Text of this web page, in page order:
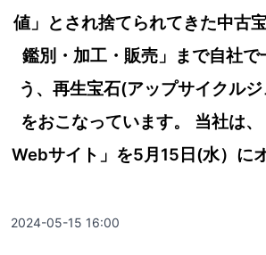
値」とされ捨てられてきた中古
鑑別・加工・販売」まで自社で
う、再生宝石(アップサイクル
をおこなっています。 当社は
Webサイト」を5月15日(水）に
2024-05-15 16:00